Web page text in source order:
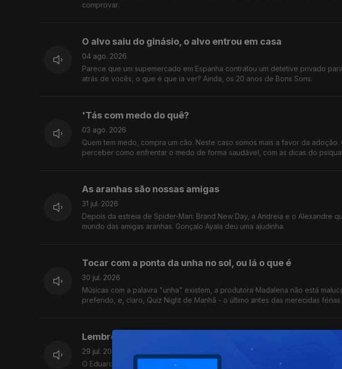
comprovar.
O alvo saiu do ginásio, o alvo entrou em casa
04 ago. 2026
Parece que um supemercado em Espanha contratou um detetive privado
atrás de vocês, o que é que ia ver? Ainda, os 20 anos de Bons Sons.
'Tás com medo do quê?
03 ago. 2026
Quem tem medo, compra um cão. Neste caso somos mais a favor da
perceber como enfrentar o medo de forma saudável, com as dicas do
As aranhas são nossas amigas
31 jul. 2026
Depois da estreia de Spider-Man: Brand New Day, a Andreia e o Alexandre
mundo das amigas aranhas. Gonçalo Ayala deu uma ajudinha.
Tocar com a ponta da unha no sol, ou lá o que é
30 jul. 2026
Músicas com a palavra "unha" existem, a produtora Madalena não está
preferido, e, claro, Quiz Night de Manhã - o último antes das merecidas
Lembrete: levem o telemóvel para o banho
29 jul. 2026
O Eduardo atendeu o telemóvel nu, durante o banho. Se isto não é querer